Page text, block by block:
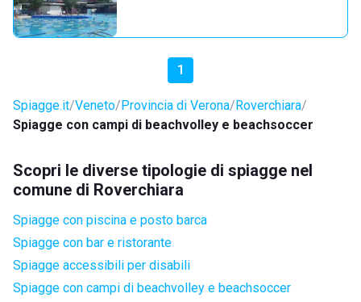
1
Spiagge.it Veneto Provincia di Verona Roverchiara
Spiagge con campi di beachvolley e beachsoccer
Scopri le diverse tipologie di spiagge nel
comune di Roverchiara
Spiagge con piscina e posto barca
Spiagge con bar e ristorante
Spiagge accessibili per disabili
Spiagge con campi di beachvolley e beachsoccer